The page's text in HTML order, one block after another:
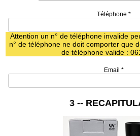
Téléphone *
Attention un n° de téléphone invalide
n° de téléphone ne doit comporter que
de téléphone valide :
Email *
3 --